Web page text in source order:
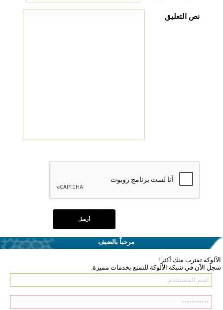
نص التعليق
مرحباً بالضيف
الألوكة تقترب منك أكثر!
سجل الآن في شبكة الألوكة للتمتع بخدمات مميزة.